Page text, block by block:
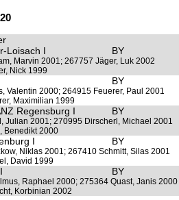
Loisach I
BY
Marvin 2001; 267757 Jäger, Luk 2002
Nick 1999
BY
Valentin 2000; 264915 Feuerer, Paul 2001
Maximilian 1999
Regensburg I BY
Julian 2001; 270995 Dirscherl, Michael 2001
Benedikt 2000
I BY
Niklas 2001; 267410 Schmitt, Silas 2001
David 1999
BY
Raphael 2000; 275364 Quast, Janis 2000
Korbinian 2002